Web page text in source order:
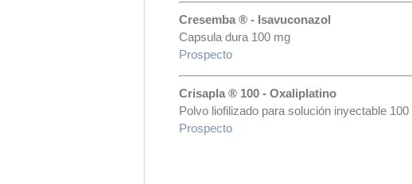
Cresemba ® - Isavuconazol
Capsula dura 100 mg
Prospecto
Crisapla ® 100 - Oxaliplatino
Polvo liofilizado para solución inyectable 100
Prospecto